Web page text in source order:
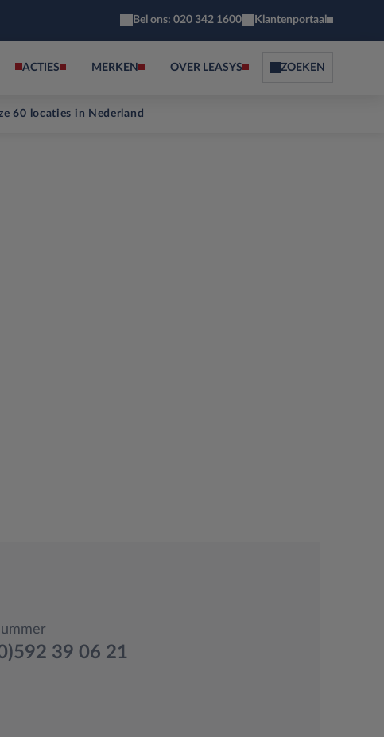
Bel ons: 020 342 1600 Klantenportaal
ACTIES MERKEN OVER LEASYS ZOEKEN
60 locaties in Nederland
39 06 21